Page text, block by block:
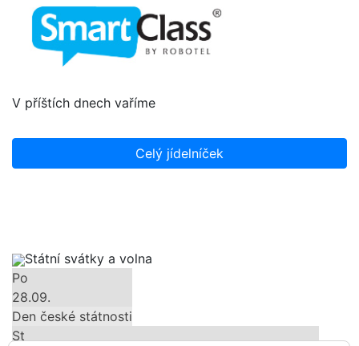
V příštích dnech vaříme
Celý jídelníček
Státní svátky a volna
Po
28.09.
Den české státnosti
St